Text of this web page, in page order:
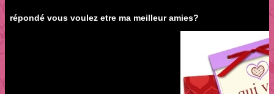
répondé vous voulez etre ma meilleur amies?